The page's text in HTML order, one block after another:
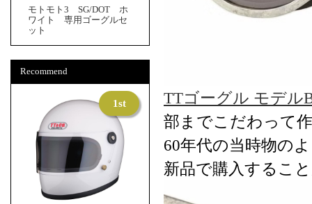
モトモト3 SG/DOT ホ
ワイト 専用ゴーグルセ
ット
Recommend
TTゴーグル モデル
部までこだわって
60年代の当時物の
新品で購入するこ